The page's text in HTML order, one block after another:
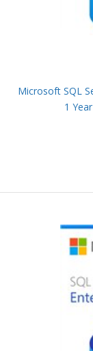
Microsoft SQL
1